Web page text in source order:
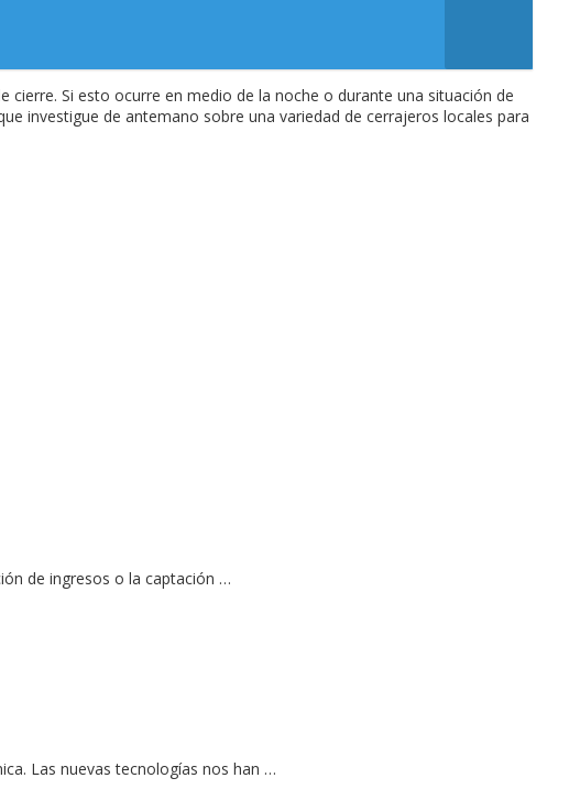
Si esto ocurre en medio de la noche o durante una situación de
investigue de antemano sobre una variedad de cerrajeros locales para
de ingresos o la captación …
Las nuevas tecnologías nos han …